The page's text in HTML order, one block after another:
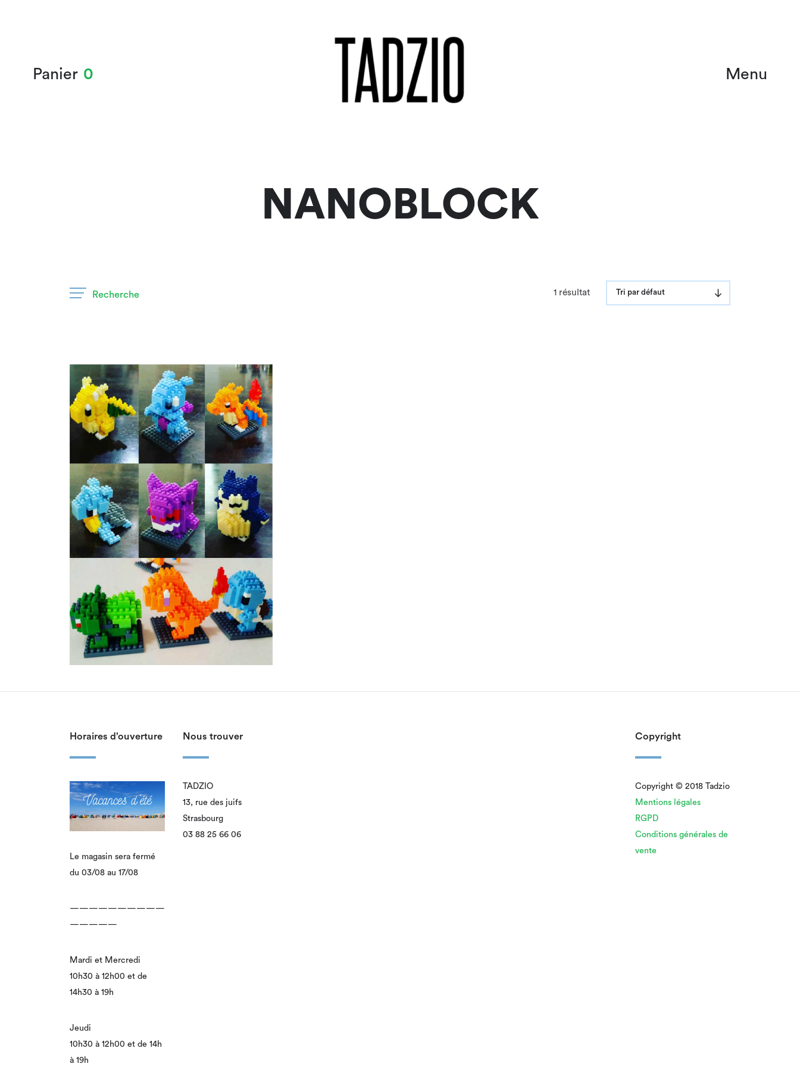
Panier 0 Menu
NANOBLOCK
Recherche 1 résultat Tri par défaut
Horaires d’ouverture
Le magasin sera fermé
du 03/08 au 17/08
——————————
—————
Mardi et Mercredi
10h30 à 12h00 et de
14h30 à 19h
Jeudi
10h30 à 12h00 et de 14h
à 19h
Nous trouver
TADZIO
13, rue des juifs
Strasbourg
03 88 25 66 06
Copyright
Copyright © 2018 Tadzio
Mentions légales
RGPD
Conditions générales de
vente